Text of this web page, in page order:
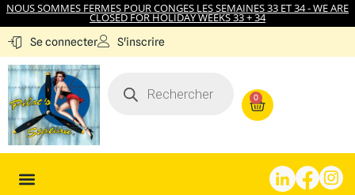
NOUS SOMMES FERMES POUR CONGES LES SEMAINES 33 ET 34 - WE ARE
CLOSED FOR HOLIDAY WEEKS 33 + 34
Se connecter S'inscrire
0